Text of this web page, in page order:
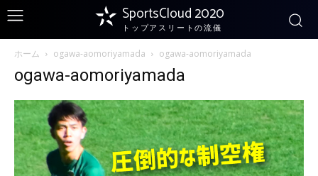
SportsCloud 2020
トップアスリートの流儀
ホーム ogawa-aomoriyamada ogawa-aomoriyamada
ogawa-aomoriyamada